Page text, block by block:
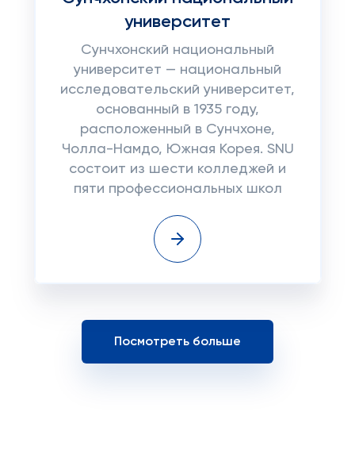
университет
Сунчхонский национальный
университет — национальный
исследовательский университет,
основанный в 1935 году,
расположенный в Сунчхоне,
Чолла-Намдо, Южная Корея. SNU
состоит из шести колледжей и
пяти профессиональных школ
Посмотреть больше